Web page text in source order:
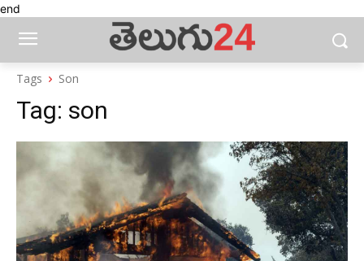
end
Tags Son
Tag: son